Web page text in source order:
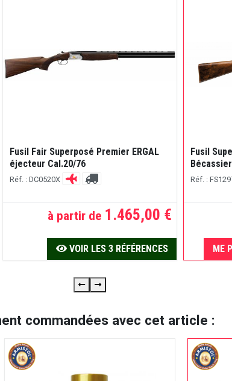
Fusil Fair Superposé Premier ERGAL
éjecteur Cal.20/76
Réf. : DC0520X
à partir de 1.465,00 €
VOIR LES 3 RÉFÉRENCES
Fusil
Réf. :
ME
commandées avec cet article :